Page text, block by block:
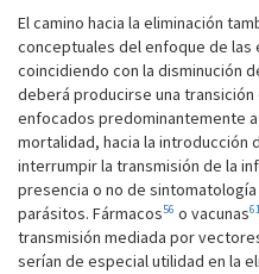
El camino hacia la eliminación
conceptuales del enfoque de las
coincidiendo con la disminución
deberá producirse una
enfocados predominantemente
mortalidad, hacia la introducción
interrumpir la transmisión de la
presencia o no de
parásitos. Fármacos56 o vacunas
transmisión mediada por
serían de especial utilidad en la